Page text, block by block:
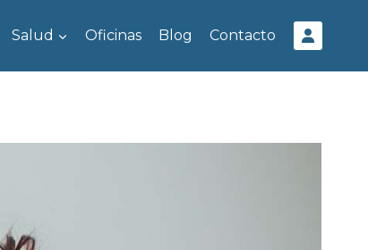
Salud Oficinas Blog Contacto